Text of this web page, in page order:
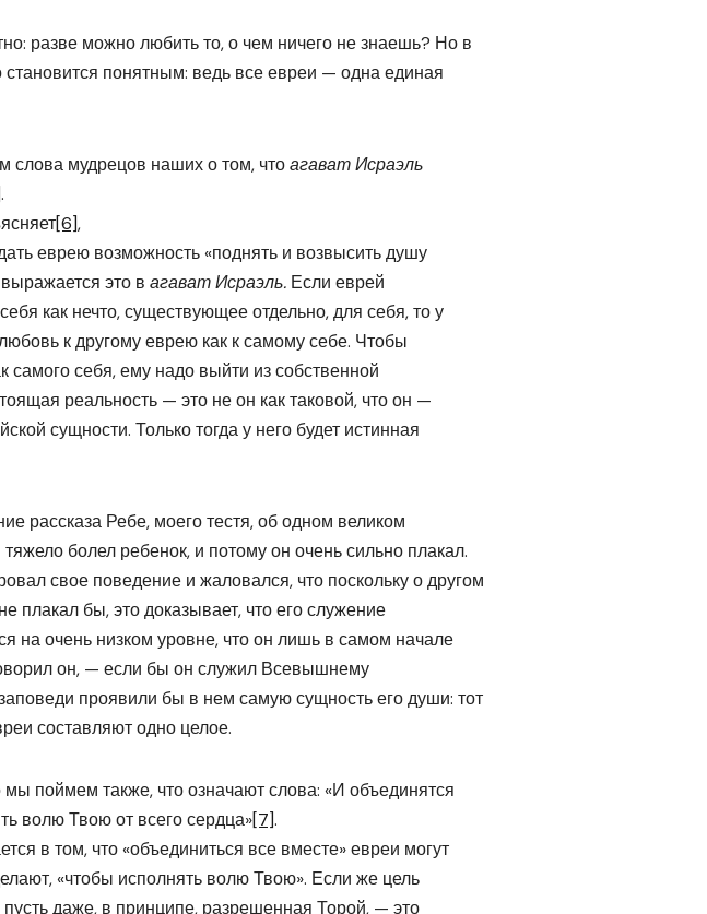
разве можно любить то, о чем ничего не знаешь? Но в
становится понятным: ведь все евреи — одна единая
слова мудрецов наших о том, чтоагават Исраэль
.
[6],
еврею возможность «поднять и возвысить душу
это в агават Исраэль. Если еврей
как нечто, существующее отдельно, для себя, то у
к другому еврею как к самому себе. Чтобы
самого себя, ему надо выйти из собственной
реальность — это не он как таковой, что он —
сущности. Только тогда у него будет истинная
рассказа Ребе, моего тестя, об одном великом
болел ребенок, и потому он очень сильно плакал.
свое поведение и жаловался, что поскольку о другом
плакал бы, это доказывает, что его служение
на очень низком уровне, что он лишь в самом начале
он, — если бы он служил Всевышнему
проявили бы в нем самую сущность его души: тот
составляют одно целое.
поймем также, что означают слова: «И объединятся
волю Твою от всего сердца»[7].
в том, что «объединиться все вместе» евреи могут
«чтобы исполнять волю Твою». Если же цель
даже, в принципе, разрешенная Торой, — это